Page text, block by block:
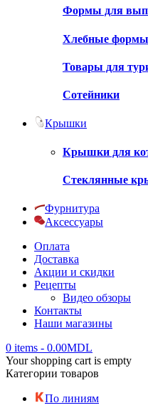
Формы для
Хлебные формы
Товары для
Сотейники
Крышки
Крышки для
Стеклянные
Фурнитура
Аксессуары
Оплата
Доставка
Акции и скидки
Рецепты
Видео обзоры
Контакты
Наши магазины
0 items - 0.00MDL
Your shopping cart is empty
Категории товаров
По линиям